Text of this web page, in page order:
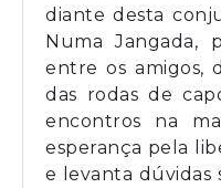
diante desta
Numa Jangada,
entre os amigos,
das rodas de
encontros na
esperança pela
e levanta